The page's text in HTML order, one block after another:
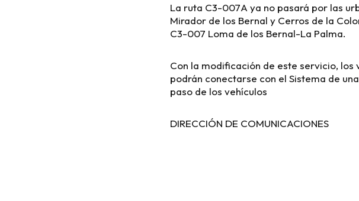
La ruta C3-007A ya no pasará por las
Mirador de los Bernal y Cerros de la
C3-007 Loma de los Bernal-La Palma.
Con la modificación de este servicio,
podrán conectarse con el Sistema de
paso de los vehículos
DIRECCIÓN DE COMUNICACIONES